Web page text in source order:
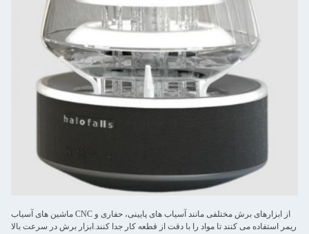
ماشین های آسیاب CNC از ابزارهای برش مختلفی مانند آسیاب های پایینی، حفاری و
ریمر استفاده می کنند تا مواد را با دقت از قطعه کار جدا کنند.ابزار برش در سرعت بالا